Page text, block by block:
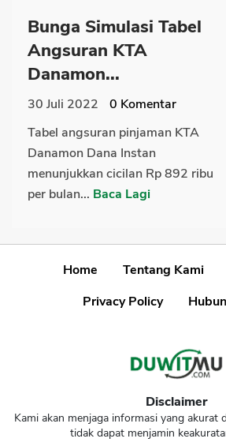
Bunga Simulasi Tabel
Angsuran KTA
Danamon...
30 Juli 2022 0 Komentar
Tabel angsuran pinjaman KTA
Danamon Dana Instan
menunjukkan cicilan Rp 892 ribu
per bulan... Baca Lagi
Home Tentang Kami
Privacy Policy
Disclaimer
Kami akan menjaga informasi yang akurat
tidak dapat menjamin